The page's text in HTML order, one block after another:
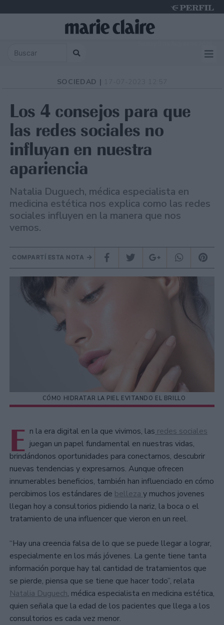
SOCIEDAD |
Los 4 consejos para que
las redes sociales no
influyan en nuestra
apariencia
Natalia Duguech, médica especialista en
medicina estética nos explica como las redes
sociales influyen en la manera que nos
vemos.
COMPARTÍ ESTA NOTA
CÓMO HIDRATAR LA PIEL EVITANDO EL BRILLO
E n la era digital en la que vivimos, las redes sociales
juegan un papel fundamental en nuestras vidas,
brindándonos oportunidades para conectarnos, descubrir
nuevas tendencias y expresarnos. Aunque ofrecen
innumerables beneficios, también han influenciado en cómo
percibimos los estándares de belleza y muchos jovenes
llegan hoy a consultorios pidiendo la nariz, la boca o el
tratamiento de una influencer que vieron en un reel.
“Hay una creencia falsa de lo que se puede llegar a lograr,
especialmente en los más jóvenes. La gente tiene tanta
información porque hay tal cantidad de tratamientos que
se pierde, piensa que se tiene que hacer todo”, relata
Natalia Duguech, médica especialista en medicina estética,
quien señala que la edad de los pacientes que llega a los
consultorios es cada vez menor.